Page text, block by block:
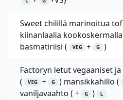
Sweet chilillä marinoitua
kiinanlaalia
basmatiriisi (
VEG + G )
Factoryn letut vegaaniset
(
VEG + G ) mansikkahillo (
vaniljavaahto ( +
G ) L